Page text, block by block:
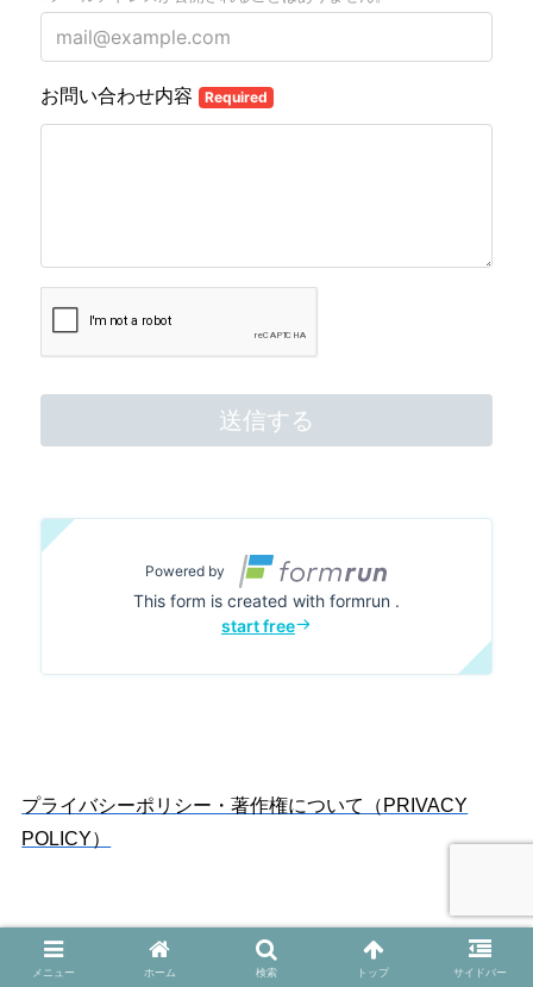
プライバシーポリシー・著作権について（PRIVACY
POLICY）
メニュー ホーム 検索 トップ サイドバー